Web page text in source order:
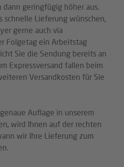
geringfügig höher aus.
schnelle Lieferung wünschen,
gerne auch via
Folgetag ein Arbeitstag
Sie die Sendung bereits an
Expressversand fallen beim
Versandkosten für Sie
Auflage in unserem
wird Ihnen auf der rechten
wir Ihre Lieferung zum